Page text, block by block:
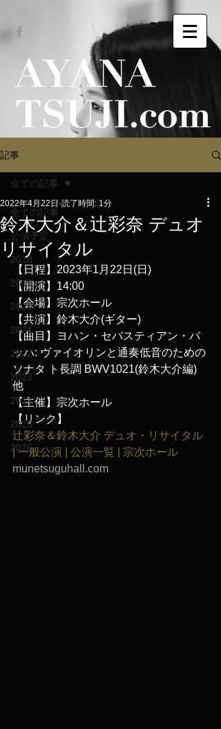
記事
全ての記事
公演予定
2018
2019
2020
2021
2022
2023
2024
2025
2026
全ての記事
鈴木大介＆辻彩奈 デュオ
リサイタル
2022年4月22日 読了時間: 1分
【日程】2023年1月22日(日)
【開演】14:00
【会場】宗次ホール
【共演】鈴木大介(ギター)
【曲目】ヨハン・セバスティアン・バ
ッハ: ヴァイオリンと通奏低音のための
ソナタ ト長調 BWV1021(鈴木大介編)
他
【主催】宗次ホール
【リンク】
辻彩奈＆鈴木大介 デュオ・リサイタル
| 一般公演 | 公演一覧 | 宗次ホール
munetsuguhall.com